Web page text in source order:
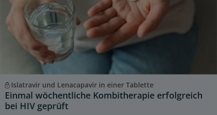
Islatravir und Lenacapavir in einer Tablette
Einmal wöchentliche Kombitherapie erfolgreich
bei HIV geprüft